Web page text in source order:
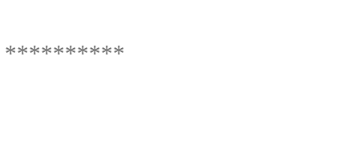
**********